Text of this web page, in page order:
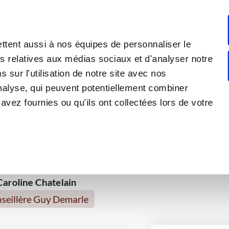
aussi à nos équipes de personnaliser le
relatives aux médias sociaux et d'analyser notre
sur l'utilisation de notre site avec nos
qui peuvent potentiellement combiner
fournies ou qu'ils ont collectées lors de votre
GELEE ORANGE
Petits gourmands Pour recevoir Pâques
Sans gluten Noël
Chatelain
Guy Demarle